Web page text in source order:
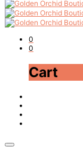
0
0
Cart